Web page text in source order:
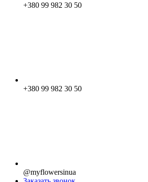
+380 99 982 30 50
+380 99 982 30 50
@myflowersinua